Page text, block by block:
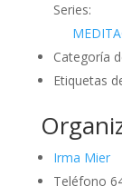
Series:
Categoría
Etiquetas
Irma Mier
Teléfono